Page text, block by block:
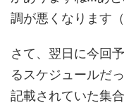
調が悪くなります（
さて、翌日に今回
るスケジュールだ
記載されていた集